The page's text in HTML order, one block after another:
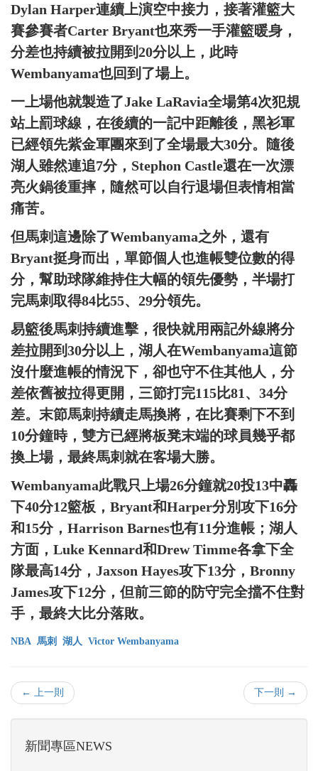
Dylan Harper連續上演空中接力，接著灌籃大
賽參賽者Carter Bryant也來秀一手灌籃暖身，
分差也持續被拉開到20分以上，此時
Wembanyama也回到了場上。
一上場他就製造了Jake LaRavia全場第4次犯規
站上罰球線，在後續的一記中距離後，黑衫軍
已經領先紫金軍團來到了全場最大30分。隨後
湖人雖然連追7分，Stephon Castle還在一次漂
亮火鍋後重摔，隨然可以自行退場但表情相當
痛苦。
但馬刺這邊除了Wembanyama之外，還有
Bryant挺身而出，單節個人也進帳雙位數的得
分，幫助球隊維持住大幅的領先優勢，半場打
完馬刺取得84比55、29分領先。
易籃後馬刺持續進擊，很快就用兩記外線將分
差拉開到30分以上，湖人在Wembanyama這節
沒什麼進帳的情況下，卻也守不住其他人，分
差依舊被拉得更開，三節打完115比81、34分
差。末節馬刺持續走馬換將，在比賽剩下不到
10分鐘時，雙方已經將板凳末端的球員幾乎都
換上場，最終馬刺就在客場大勝。
Wembanyama此戰只上場26分鐘就20投13中轟
下40分12籃板，Bryant和Harper分別攻下16分
和15分，Harrison Barnes也有11分進帳；湖人
方面，Luke Kennard和Drew Timme各拿下全
隊最高14分，Jaxson Hayes攻下13分，Bronny
James攻下12分，但前三節的防守完全擋不住對
手，最終大比分落敗。
NBA 馬刺 湖人 Victor Wembanyama
← 上一則 下一則 →
新聞專區NEWS